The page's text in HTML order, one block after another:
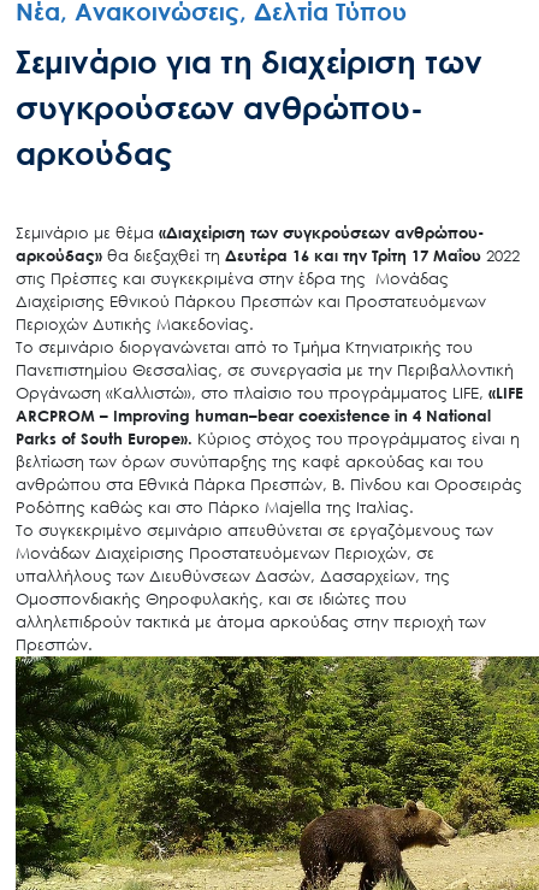
Νέα, Ανακοινώσεις, Δελτία Τύπου
Σεμινάριο για τη διαχείριση των
συγκρούσεων ανθρώπου-
αρκούδας
Σεμινάριο με θέμα «Διαχείριση των συγκρούσεων ανθρώπου-
αρκούδας»θα διεξαχθεί τη Δευτέρα 16 και την Τρίτη 17 Μαΐου2022
στις Πρέσπες και συγκεκριμένα στην έδρα της Μονάδας
Διαχείρισης Εθνικού Πάρκου Πρεσπών και Προστατευόμενων
Περιοχών Δυτικής Μακεδονίας.
Το σεμινάριο διοργανώνεται από το Τμήμα Κτηνιατρικής του
Πανεπιστημίου Θεσσαλίας, σε συνεργασία με την Περιβαλλοντική
Οργάνωση «Καλλιστώ», στο πλαίσιο του προγράμματος LIFΕ, «LIFE
ARCPROM – Improving human–bear coexistence in 4 National
Parks of South Europe». Κύριος στόχος του προγράμματος είναι η
βελτίωση των όρων συνύπαρξης της καφέ αρκούδας και του
ανθρώπου στα Εθνικά Πάρκα Πρεσπών, Β. Πίνδου και Οροσειράς
Ροδόπης καθώς και στο Πάρκο Majella της Ιταλίας.
Το συγκεκριμένο σεμινάριο απευθύνεται σε εργαζόμενους των
Μονάδων Διαχείρισης Προστατευόμενων Περιοχών, σε
υπαλλήλους των Διευθύνσεων Δασών, Δασαρχείων, της
Ομοσπονδιακής Θηροφυλακής, και σε ιδιώτες που
αλληλεπιδρούν τακτικά με άτομα αρκούδας στην περιοχή των
Πρεσπών.